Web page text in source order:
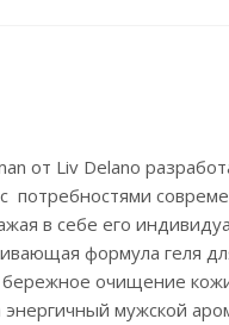
от Liv Delano
потребностями
в себе его
формула геля
бережное очищение
мужской